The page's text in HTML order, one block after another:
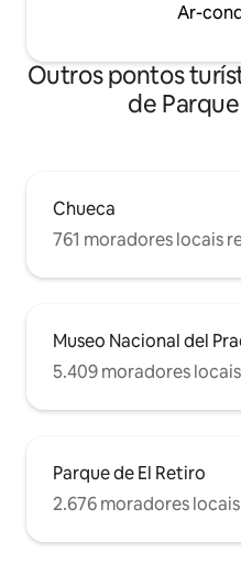
Netflix at the end of the
Ar-
Outros pontos
de
Chueca
761 moradores locais
Museo Nacional del
5.409 moradores
Parque de El Retiro
2.676 moradores